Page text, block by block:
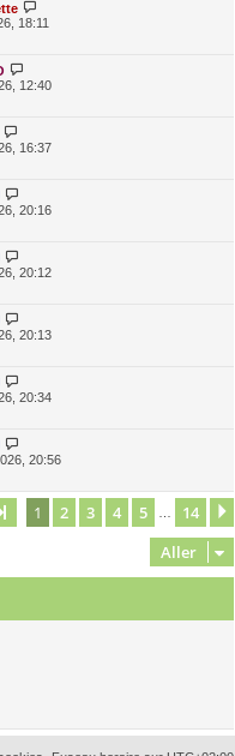
18:11
12:40
16:37
20:16
20:12
20:13
20:34
20:56
Page sur14
1 2 3 4 5 14
Aller